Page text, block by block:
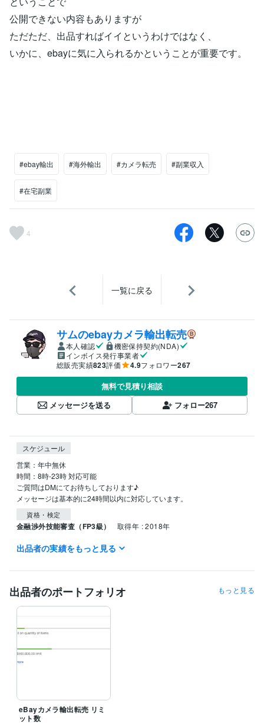
公開できない内容もありますが
ただただ、出品すればイイというわけではなく、
いかに、ebayに気に入られるかということが重要です。
#ebay輸出 #海外輸出 #カメラ転売 #副業収入
#在宅副業
4
一覧に戻る
サムのebayカメラ輸出転売
本人確認
機密保持契約(NDA)
インボイス発行事業者
総販売実績823評価 4.9フォロワー267
無料で見積り相談
メッセージを送る
フォロー267
スケジュール
営業：年中無休
時間：8時-23時 対応可能
ご質問はDMにてお待ちしております♪
資格・検定
金融渉外技能審査（FP3級） 取得年 : 2018年
得意分野
ビジネス
出品者の実績をもっと見る
出品者のポートフォリオ もっと見る
eBayカメラ輸出転売 リミ
ット数